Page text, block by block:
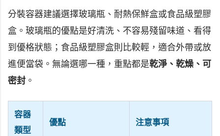
分裝容器建議選擇玻璃瓶、耐熱保鮮盒或食品級塑膠
盒。玻璃瓶的優點是好清洗、不容易殘留味道、看得
到優格狀態；食品級塑膠盒則比較輕，適合外帶或放
進便當袋。無論選哪一種，重點都是乾淨、乾燥、可
密封 。
容器
類型
優點 注意事項